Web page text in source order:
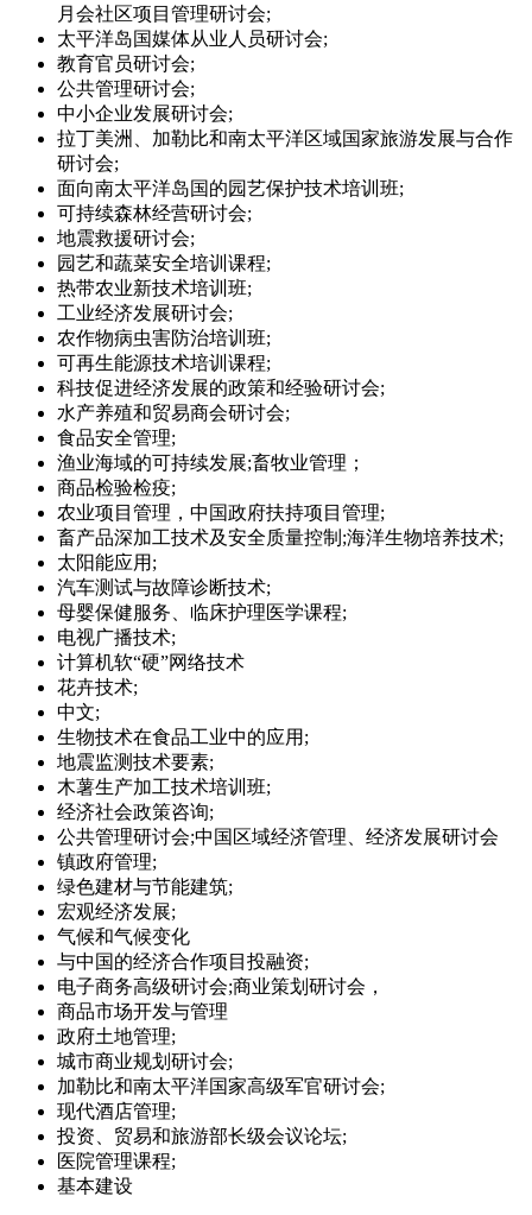
月会社区项目管理研讨会;
太平洋岛国媒体从业人员研讨会;
教育官员研讨会;
公共管理研讨会;
中小企业发展研讨会;
拉丁美洲、加勒比和南太平洋区域国家旅游发展与合作
研讨会;
面向南太平洋岛国的园艺保护技术培训班;
可持续森林经营研讨会;
地震救援研讨会;
园艺和蔬菜安全培训课程;
热带农业新技术培训班;
工业经济发展研讨会;
农作物病虫害防治培训班;
可再生能源技术培训课程;
科技促进经济发展的政策和经验研讨会;
水产养殖和贸易商会研讨会;
食品安全管理;
渔业海域的可持续发展;畜牧业管理；
商品检验检疫;
农业项目管理，中国政府扶持项目管理;
畜产品深加工技术及安全质量控制;海洋生物培养技术;
太阳能应用;
汽车测试与故障诊断技术;
母婴保健服务、临床护理医学课程;
电视广播技术;
计算机软“硬”网络技术
花卉技术;
中文;
生物技术在食品工业中的应用;
地震监测技术要素;
木薯生产加工技术培训班;
经济社会政策咨询;
公共管理研讨会;中国区域经济管理、经济发展研讨会
镇政府管理;
绿色建材与节能建筑;
宏观经济发展;
气候和气候变化
与中国的经济合作项目投融资;
电子商务高级研讨会;商业策划研讨会，
商品市场开发与管理
政府土地管理;
城市商业规划研讨会;
加勒比和南太平洋国家高级军官研讨会;
现代酒店管理;
投资、贸易和旅游部长级会议论坛;
医院管理课程;
基本建设